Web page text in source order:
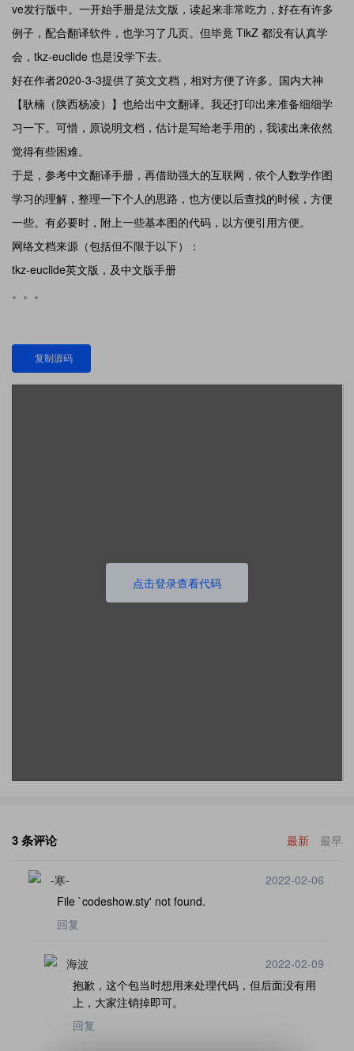
ve发行版中。一开始手册是法文版，读起来非常吃力，好在有许多
例子，配合翻译软件，也学习了几页。但毕竟 TikZ 都没有认真学
会，tkz-euclide 也是没学下去。
好在作者2020-3-3提供了英文文档，相对方便了许多。国内大神
【耿楠（陕西杨凌）】也给出中文翻译。我还打印出来准备细细学
习一下。可惜，原说明文档，估计是写给老手用的，我读出来依然
觉得有些困难。
于是，参考中文翻译手册，再借助强大的互联网，依个人数学作图
学习的理解，整理一下个人的思路，也方便以后查找的时候，方便
一些。有必要时，附上一些基本图的代码，以方便引用方便。
网络文档来源（包括但不限于以下）：
tkz-euclide英文版，及中文版手册
。。。
复制源码
点击登录查看代码
3 条评论 最新 最早
-寒-
2022-02-06
File `codeshow.sty' not found.
回复
海波
2022-02-09
抱歉，这个包当时想用来处理代码，但后面没有用
上，大家注销掉即可。
回复